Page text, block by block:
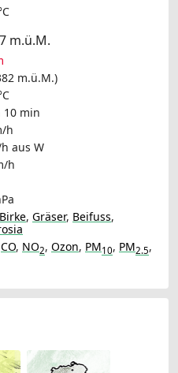
m.ü.M.
m.ü.M.)
10 min
h
aus W
h
Birke, Gräser, Beifuss,
CO, NO2, Ozon, PM10, PM2.5,